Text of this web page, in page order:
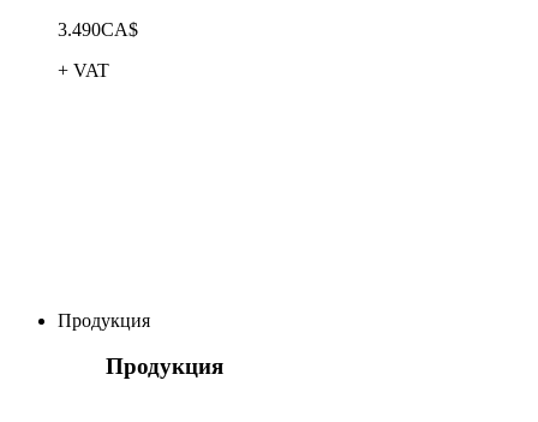
3.490CA$
+ VAT
Продукция
Продукция